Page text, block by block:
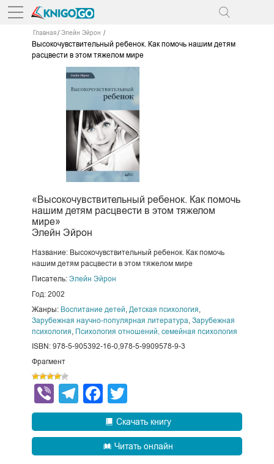
Главная Элейн Эйрон
Высокочувствительный ребенок. Как помочь нашим детям
расцвести в этом тяжелом мире
«Высокочувствительный ребенок. Как помочь
нашим детям расцвести в этом тяжелом
мире»
Элейн Эйрон
Название: Высокочувствительный ребенок. Как помочь
нашим детям расцвести в этом тяжелом мире
Писатель: Элейн Эйрон
Год: 2002
Жанры: Воспитание детей Детская психология
Зарубежная научно-популярная литература Зарубежная
психология Психология отношений, семейная психология
ISBN: 978-5-905392-16-0,978-5-9909578-9-3
Фрагмент
ViberTelegram
Facebook
Скачать книгу
Читать онлайн